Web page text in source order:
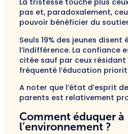
La tristesse touche plus
pas et, paradoxalement,
pouvoir bénéficier du
Seuls 19% des jeunes disent
l’indifférence. La confiance
citée sauf par ceux résidant
fréquenté l’éducation
A noter que l’état d’esprit
parents est relativement
Comment éduquer à
l’environnement ?